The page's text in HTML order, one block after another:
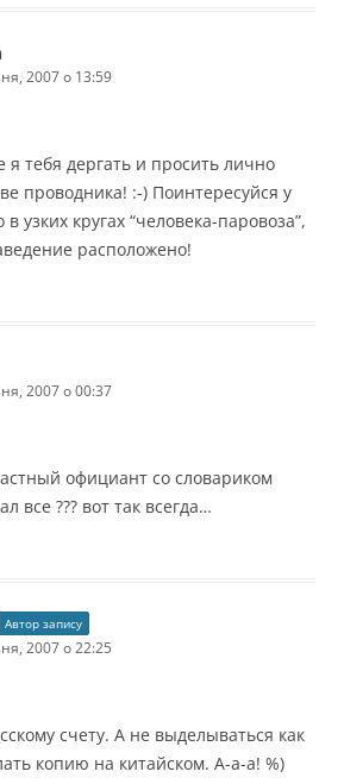
2007 о 13:59
я тебя дергать и просить лично
проводника! :-) Поинтересуйся у
узких кругах “человека-паровоза”,
расположено!
2007 о 00:37
официант со словариком
все ??? вот так всегда…
Автор запису
2007 о 22:25
счету. А не выделываться как
копию на китайском. А-а-а! %)